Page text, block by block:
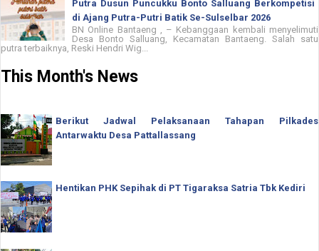
Putra Dusun Puncukku Bonto Salluang Berkompetisi
di Ajang Putra-Putri Batik Se-Sulselbar 2026
BN Online Bantaeng , – Kebanggaan kembali menyelimuti
Desa Bonto Salluang, Kecamatan Bantaeng. Salah satu
putra terbaiknya, Reski Hendri Wig...
This Month's News
Berikut Jadwal Pelaksanaan Tahapan Pilkades
Antarwaktu Desa Pattallassang
Hentikan PHK Sepihak di PT Tigaraksa Satria Tbk Kediri